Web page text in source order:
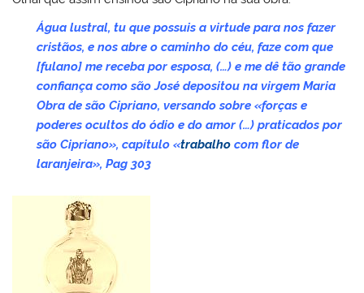
Água lustral, tu que possuis a virtude para nos fazer
cristãos, e nos abre o caminho do céu, faze com que
[fulano] me receba por esposa, (…) e me dê tão grande
confiança como são José depositou na virgem Maria
Obra de são Cipriano, versando sobre «forças e
poderes ocultos do ódio e do amor (…) praticados por
são Cipriano», capítulo «trabalho com flor de
laranjeira», Pag 303